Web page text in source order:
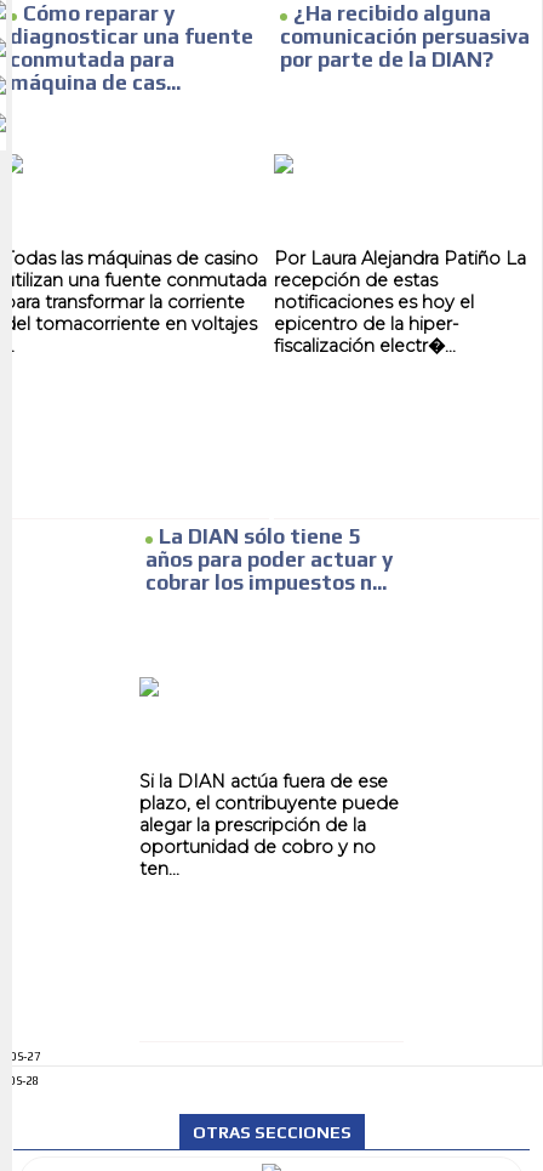
Cómo reparar y
diagnosticar una fuente
conmutada para
máquina de cas...
Todas las máquinas de casino
utilizan una fuente conmutada
para transformar la corriente
del tomacorriente en voltajes
...
¿Ha recibido alguna
comunicación persuasiva
por parte de la DIAN?
Por Laura Alejandra Patiño La
recepción de estas
notificaciones es hoy el
epicentro de la hiper-
fiscalización electr�...
La DIAN sólo tiene 5
años para poder actuar y
cobrar los impuestos n...
Si la DIAN actúa fuera de ese
plazo, el contribuyente puede
alegar la prescripción de la
oportunidad de cobro y no
ten...
ADS-27
ADS-28
OTRAS SECCIONES